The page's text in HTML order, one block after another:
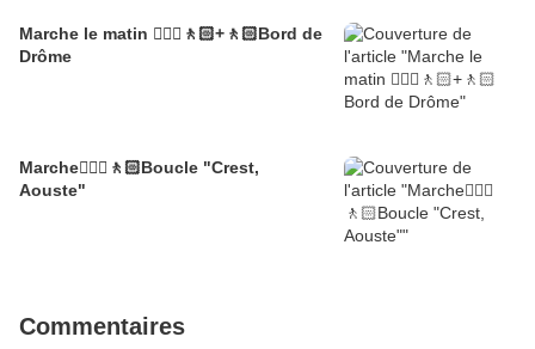
Marche le matin 🚶🏼‍♂️🚶🏻+🚶🏻Bord de
Drôme
Marche🚶🏼‍♂️🚶🏻Boucle "Crest,
Aouste"
Commentaires